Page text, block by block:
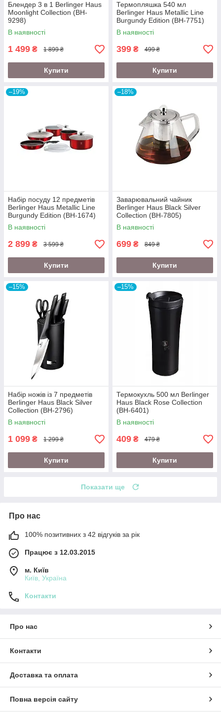
Блендер 3 в 1 Berlinger Haus
Moonlight Collection (BH-
9298)
В наявності
1 499 ₴ 1 899 ₴
Купити
Термопляшка 540 мл
Berlinger Haus Metallic Line
Burgundy Edition (BH-7751)
В наявності
399 ₴ 499 ₴
Купити
–19%
Набір посуду 12 предметів
Berlinger Haus Metallic Line
Burgundy Edition (BH-1674)
В наявності
2 899 ₴ 3 599 ₴
Купити
–18%
Заварювальний чайник
Berlinger Haus Black Silver
Collection (BH-7805)
В наявності
699 ₴ 849 ₴
Купити
–15%
Набір ножів із 7 предметів
Berlinger Haus Black Silver
Collection (BH-2796)
В наявності
1 099 ₴ 1 299 ₴
Купити
–15%
Термокухль 500 мл Berlinger
Haus Black Rose Collection
(BH-6401)
В наявності
409 ₴ 479 ₴
Купити
Показати ще
Про нас
100% позитивних з 42 відгуків за рік
Працює з 12.03.2015
м. Київ
Київ, Україна
Контакти
Про нас
Контакти
Доставка та оплата
Повна версія сайту